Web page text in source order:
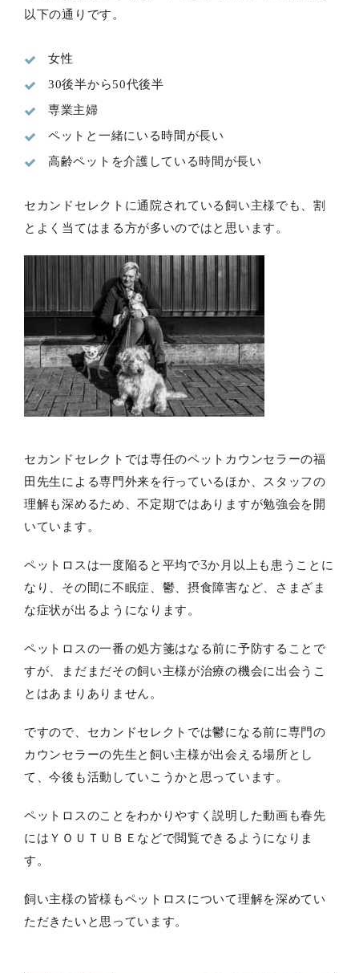
以下の通りです。
女性
30後半から50代後半
専業主婦
ペットと一緒にいる時間が長い
高齢ペットを介護している時間が長い
セカンドセレクトに通院されている飼い主様でも、割
とよく当てはまる方が多いのではと思います。
セカンドセレクトでは専任のペットカウンセラーの福
田先生による専門外来を行っているほか、スタッフの
理解も深めるため、不定期ではありますが勉強会を開
いています。
ペットロスは一度陥ると平均で3か月以上も患うことに
なり、その間に不眠症、鬱、摂食障害など、さまざま
な症状が出るようになります。
ペットロスの一番の処方箋はなる前に予防することで
すが、まだまだその飼い主様が治療の機会に出会うこ
とはあまりありません。
ですので、セカンドセレクトでは鬱になる前に専門の
カウンセラーの先生と飼い主様が出会える場所とし
て、今後も活動していこうかと思っています。
ペットロスのことをわかりやすく説明した動画も春先
にはＹＯＵＴＵＢＥなどで閲覧できるようになりま
す。
飼い主様の皆様もペットロスについて理解を深めてい
ただきたいと思っています。